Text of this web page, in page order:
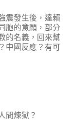
震發生後，達賴
胞的意願，部分
的名義，回來幫
中國反應？有可
間煉獄？